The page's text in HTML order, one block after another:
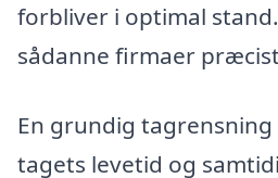
forbliver i optimal
sådanne firmaer
En grundig
tagets levetid og